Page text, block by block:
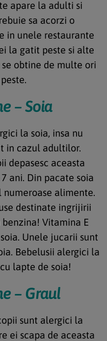
apare la adulti si
sa acorzi o
in unele restaurante
la gatit peste si alte
obtine de multe ori
– Soia
la soia, insa nu
in cazul adultilor.
depasesc aceasta
ani. Din pacate soia
numeroase alimente.
destinate ingrijirii
Vitamina E
Unele jucarii sunt
Bebelusii alergici la
lapte de soia!
– Graul
sunt alergici la
ei scapa de aceasta